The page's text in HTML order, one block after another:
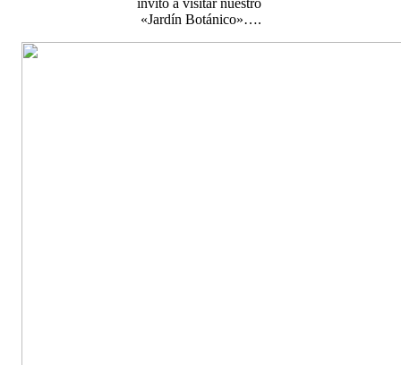
invito a visitar nuestro
«Jardín Botánico»….